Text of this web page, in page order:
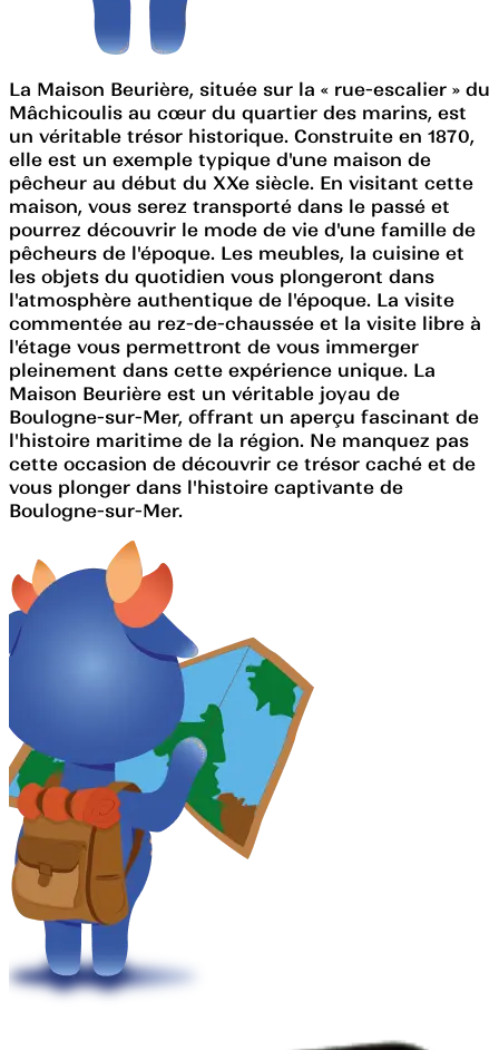
La Maison Beurière, située sur la « rue-escalier » du
Mâchicoulis au cœur du quartier des marins, est
un véritable trésor historique. Construite en 1870,
elle est un exemple typique d'une maison de
pêcheur au début du XXe siècle. En visitant cette
maison, vous serez transporté dans le passé et
pourrez découvrir le mode de vie d'une famille de
pêcheurs de l'époque. Les meubles, la cuisine et
les objets du quotidien vous plongeront dans
l'atmosphère authentique de l'époque. La visite
commentée au rez-de-chaussée et la visite libre à
l'étage vous permettront de vous immerger
pleinement dans cette expérience unique. La
Maison Beurière est un véritable joyau de
Boulogne-sur-Mer, offrant un aperçu fascinant de
l'histoire maritime de la région. Ne manquez pas
cette occasion de découvrir ce trésor caché et de
vous plonger dans l'histoire captivante de
Boulogne-sur-Mer.